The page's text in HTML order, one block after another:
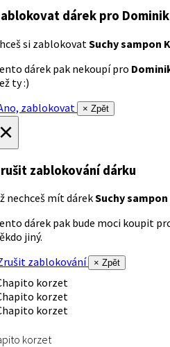
dárek pro
si zablokovatSuchy sampon
dárek pak nekoupí pro
ty :)
zablokovat
× Zpět
zablokování dárku
nechceš mít dárekSuchy sampon
dárek pak bude moci koupit
jiný.
zablokování
× Zpět
korzet